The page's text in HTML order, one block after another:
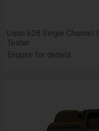
Uson 628 Single
Tester
Enquire for details